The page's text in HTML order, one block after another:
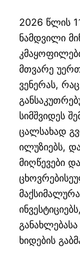
2026 წლის
ნამდვილი
მთვარე
ვენერას,
სიმშვიდეს
ცალსახად
ილუზიებს,
მიღწევები
ხიდების